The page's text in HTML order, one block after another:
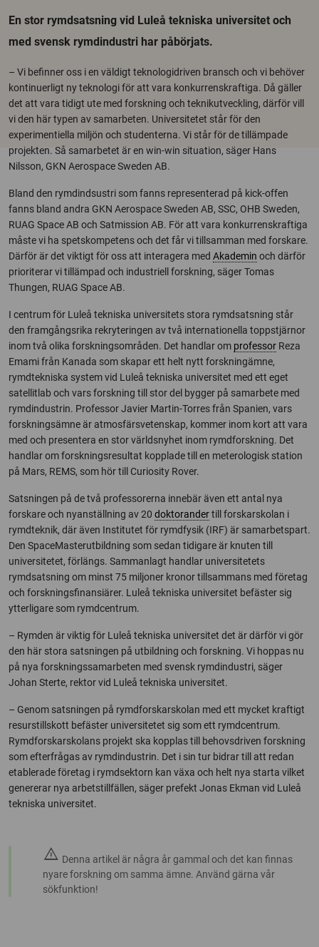
En stor rymdsatsning vid Luleå tekniska universitet och
med svensk rymdindustri har påbörjats.
– Vi befinner oss i en väldigt teknologidriven bransch och vi behöver
kontinuerligt ny teknologi för att vara konkurrenskraftiga. Då gäller
det att vara tidigt ute med forskning och teknikutveckling, därför vill
vi den här typen av samarbeten. Universitetet står för den
experimentiella miljön och studenterna. Vi står för de tillämpade
projekten. Så samarbetet är en win-win situation, säger Hans
Nilsson, GKN Aerospace Sweden AB.
Bland den rymdindsustri som fanns representerad på kick-offen
fanns bland andra GKN Aerospace Sweden AB, SSC, OHB Sweden,
RUAG Space AB och Satmission AB. För att vara konkurrenskraftiga
måste vi ha spetskompetens och det får vi tillsamman med forskare.
Därför är det viktigt för oss att interagera med Akademin och därför
prioriterar vi tillämpad och industriell forskning, säger Tomas
Thungen, RUAG Space AB.
I centrum för Luleå tekniska universitets stora rymdsatsning står
den framgångsrika rekryteringen av två internationella toppstjärnor
inom två olika forskningsområden. Det handlar om professor Reza
Emami från Kanada som skapar ett helt nytt forskningämne,
rymdtekniska system vid Luleå tekniska universitet med ett eget
satellitlab och vars forskning till stor del bygger på samarbete med
rymdindustrin. Professor Javier Martin-Torres från Spanien, vars
forskningsämne är atmosfärsvetenskap, kommer inom kort att vara
med och presentera en stor världsnyhet inom rymdforskning. Det
handlar om forskningsresultat kopplade till en meterologisk station
på Mars, REMS, som hör till Curiosity Rover.
Satsningen på de två professorerna innebär även ett antal nya
forskare och nyanställning av 20 doktorandertill forskarskolan i
rymdteknik, där även Institutet för rymdfysik (IRF) är samarbetspart.
Den SpaceMasterutbildning som sedan tidigare är knuten till
universitetet, förlängs. Sammanlagt handlar universitetets
rymdsatsning om minst 75 miljoner kronor tillsammans med företag
och forskningsfinansiärer. Luleå tekniska universitet befäster sig
ytterligare som rymdcentrum.
– Rymden är viktig för Luleå tekniska universitet det är därför vi gör
den här stora satsningen på utbildning och forskning. Vi hoppas nu
på nya forskningssamarbeten med svensk rymdindustri, säger
Johan Sterte, rektor vid Luleå tekniska universitet.
– Genom satsningen på rymdforskarskolan med ett mycket kraftigt
resurstillskott befäster universitetet sig som ett rymdcentrum.
Rymdforskarskolans projekt ska kopplas till behovsdriven forskning
som efterfrågas av rymdindustrin. Det i sin tur bidrar till att redan
etablerade företag i rymdsektorn kan växa och helt nya starta vilket
genererar nya arbetstillfällen, säger prefekt Jonas Ekman vid Luleå
tekniska universitet.
warning Denna artikel är några år gammal och det kan finnas
nyare forskning om samma ämne. Använd gärna vår
sökfunktion!